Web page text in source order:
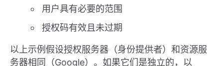
用户具有必要的范围
授权码有效且未过期
以上示例假设授权服务器（身份提供者）和资源服
务器相同（Google）。如果它们是独立的，以